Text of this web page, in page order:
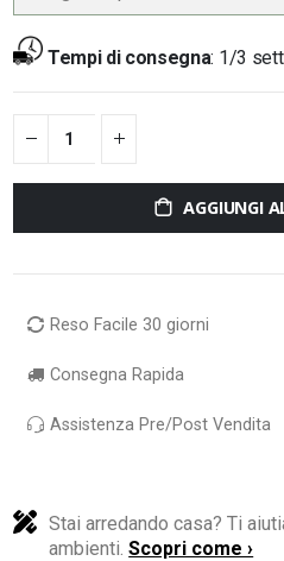
Tempi di consegna: 1/3
AGGIUNGI
Reso Facile 30 giorni
Consegna Rapida
Assistenza Pre/Post Vendita
Stai arredando casa? Ti
ambienti.Scopri come ›